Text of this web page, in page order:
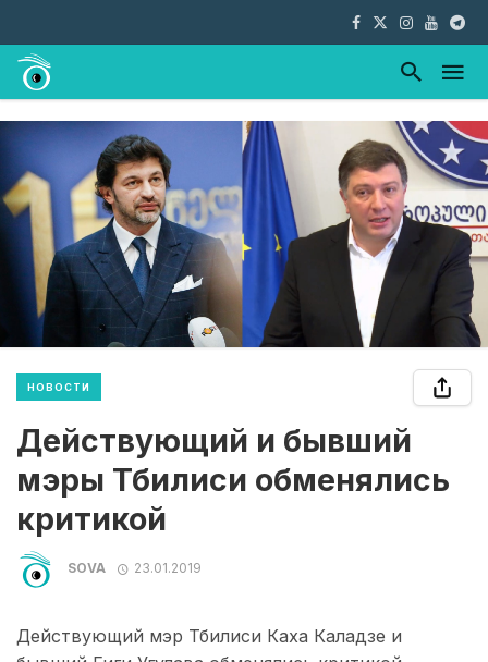
НОВОСТИ
Действующий и бывший
мэры Тбилиси обменялись
критикой
SOVA 23.01.2019
Действующий мэр Тбилиси Каха Каладзе и